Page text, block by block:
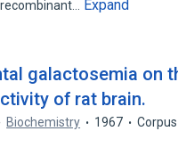
Expand
galactosemia on
of rat brain.
Biochemistry 1967